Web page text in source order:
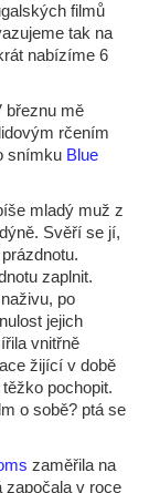
filmů
tak na
nabízíme 6
březnu mě
rčením
snímku Blue
mladý muž z
Svěří se jí,
zaplnit.
po
jejich
vnitřně
žijící v době
pochopit.
o sobě? ptá se
zaměřila na
započala v roce